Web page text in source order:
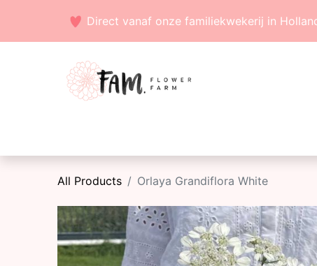
Direct vanaf onze familiekwekerij in
All Products Orlaya Grandiflora White